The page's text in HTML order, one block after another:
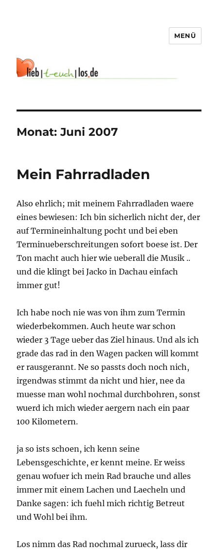
MENÜ
Monat:Juni 2007
Mein Fahrradladen
Also ehrlich; mit meinem Fahrradladen waere
eines bewiesen: Ich bin sicherlich nicht der, der
auf Termineinhaltung pocht und bei eben
Terminueberschreitungen sofort boese ist. Der
Ton macht auch hier wie ueberall die Musik ..
und die klingt bei Jacko in Dachau einfach
immer gut!
Ich habe noch nie was von ihm zum Termin
wiederbekommen. Auch heute war schon
wieder 3 Tage ueber das Ziel hinaus. Und als ich
grade das rad in den Wagen packen will kommt
er rausgerannt. Ne so passts doch noch nich,
irgendwas stimmt da nicht und hier, nee da
muesse man wohl nochmal durchbohren, sonst
wuerd ich mich wieder aergern nach ein paar
100 Kilometern.
ja so ists schoen, ich kenn seine
Lebensgeschichte, er kennt meine. Er weiss
genau wofuer ich mein Rad brauche und alles
immer mit einem Lachen und Laecheln und
Danke sagen: ich fuehl mich richtig Betreut
und Wohl bei ihm.
Los nimm das Rad nochmal zurueck, lass dir